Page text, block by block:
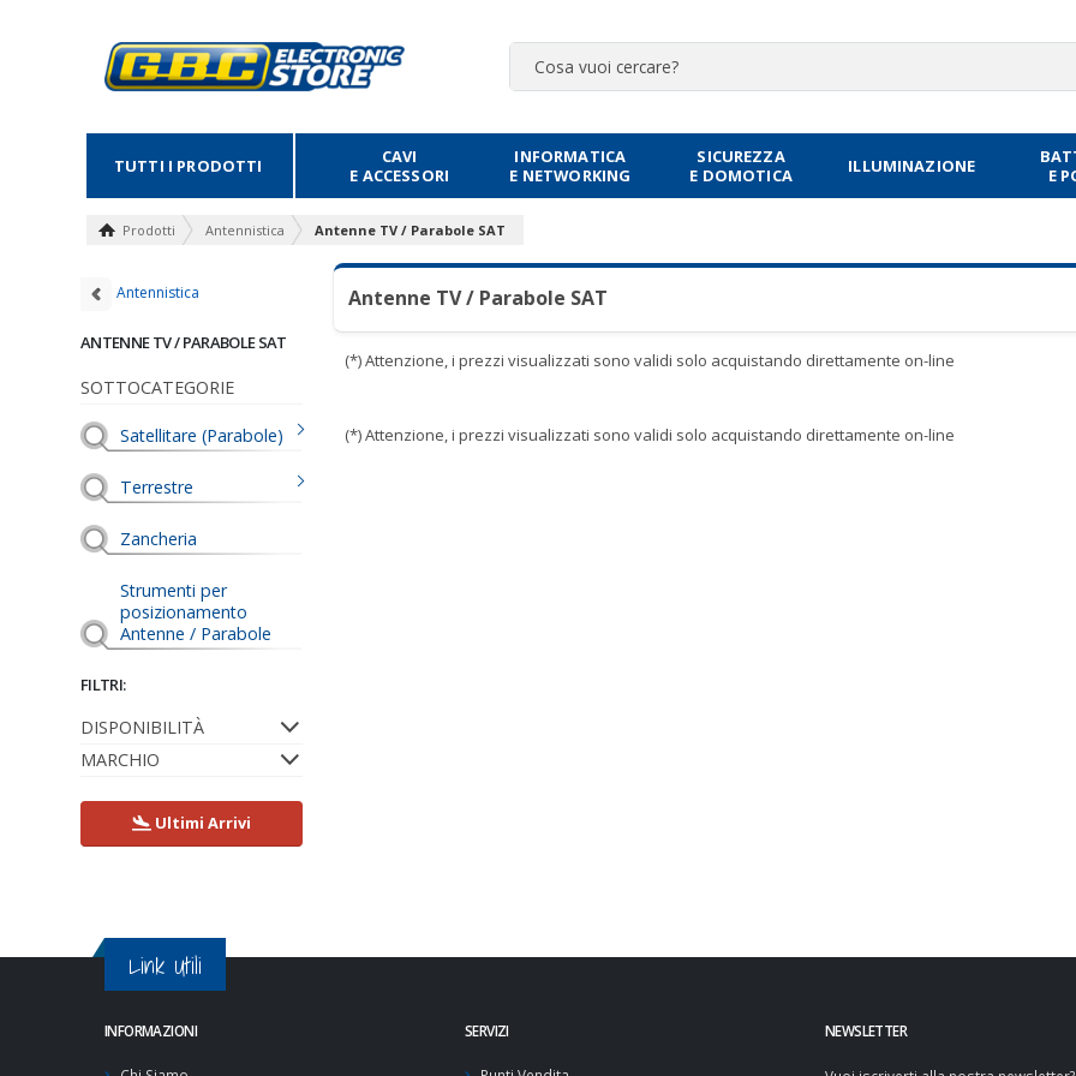
TUTTI I PRODOTTI
CAVI
E ACCESSORI
INFORMATICA
E NETWORKING
SICUREZZA
E DOMOTICA
ILLUMINAZIONE
E
Prodotti Antennistica Antenne TV / Parabole SAT
Antennistica
ANTENNE TV / PARABOLE SAT
SOTTOCATEGORIE
Satellitare (Parabole)
Terrestre
Zancheria
Strumenti per
posizionamento
Antenne / Parabole
FILTRI:
DISPONIBILITÀ
MARCHIO
Ultimi Arrivi
Antenne TV / Parabole SAT
(*) Attenzione, i prezzi visualizzati sono validi solo acquistando direttamente on-line
(*) Attenzione, i prezzi visualizzati sono validi solo acquistando direttamente on-line
Link Utili
INFORMAZIONI SERVIZI NEWSLETTER